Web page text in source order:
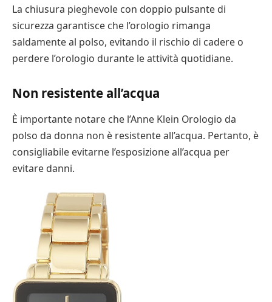
La chiusura pieghevole con doppio pulsante di
sicurezza garantisce che l’orologio rimanga
saldamente al polso, evitando il rischio di cadere o
perdere l’orologio durante le attività quotidiane.
Non resistente all’acqua
È importante notare che l’Anne Klein Orologio da
polso da donna non è resistente all’acqua. Pertanto, è
consigliabile evitarne l’esposizione all’acqua per
evitare danni.